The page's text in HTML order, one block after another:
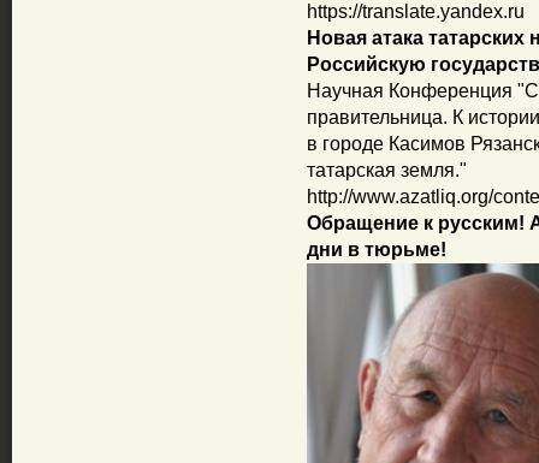
https://translate.yandex.ru
Новая атака
Российскую
Научная Конференция
правительница. К
в городе Касимов
татарская земля."
http://www.azatliq.org/
Обращение к русским!
дни в тюрьме!